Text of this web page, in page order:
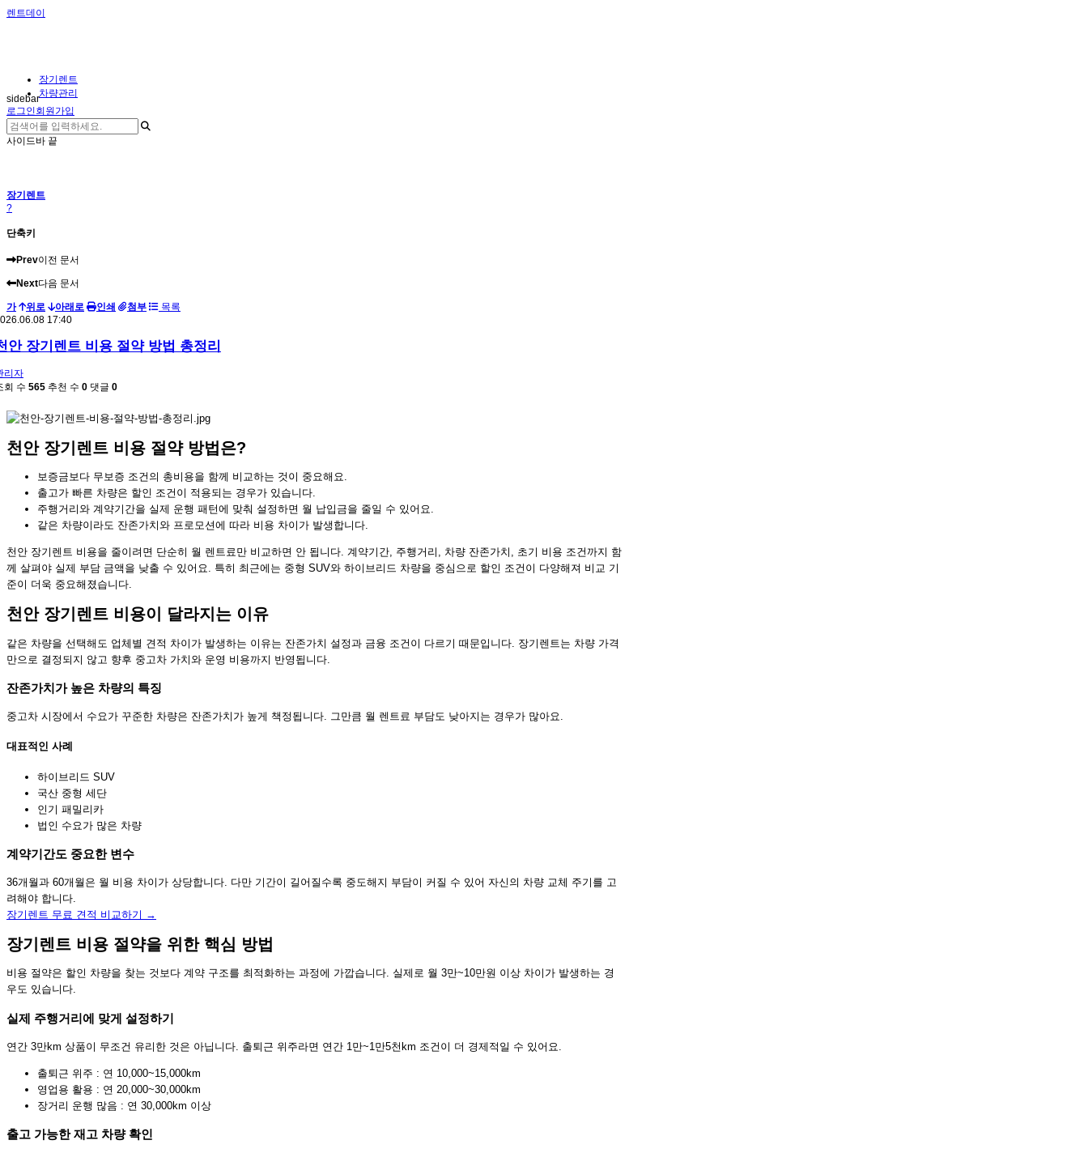
렌트데이
장기렌트
차량관리
sidebar
로그인회원가입
사이드바 끝
장기렌트
?
단축키
Prev이전 문서
Next다음 문서
가 위로 아래로 인쇄 첨부
목록
17:40
안 장기렌트 비용 절약 방법 총정리
리자
회 수 565 추천 수 0 댓글 0
천안 장기렌트 비용 절약 방법은?
보증금보다 무보증 조건의 총비용을 함께 비교하는 것이 중요해요.
출고가 빠른 차량은 할인 조건이 적용되는 경우가 있습니다.
주행거리와 계약기간을 실제 운행 패턴에 맞춰 설정하면 월 납입금을 줄일 수 있어요.
같은 차량이라도 잔존가치와 프로모션에 따라 비용 차이가 발생합니다.
천안 장기렌트 비용을 줄이려면 단순히 월 렌트료만 비교하면 안 됩니다. 계약기간, 주행거리, 차량 잔존가치, 초기 비용 조건까지 함
께 살펴야 실제 부담 금액을 낮출 수 있어요. 특히 최근에는 중형 SUV와 하이브리드 차량을 중심으로 할인 조건이 다양해져 비교 기
준이 더욱 중요해졌습니다.
천안 장기렌트 비용이 달라지는 이유
같은 차량을 선택해도 업체별 견적 차이가 발생하는 이유는 잔존가치 설정과 금융 조건이 다르기 때문입니다. 장기렌트는 차량 가격
만으로 결정되지 않고 향후 중고차 가치와 운영 비용까지 반영됩니다.
잔존가치가 높은 차량의 특징
중고차 시장에서 수요가 꾸준한 차량은 잔존가치가 높게 책정됩니다. 그만큼 월 렌트료 부담도 낮아지는 경우가 많아요.
대표적인 사례
하이브리드 SUV
국산 중형 세단
인기 패밀리카
법인 수요가 많은 차량
계약기간도 중요한 변수
36개월과 60개월은 월 비용 차이가 상당합니다. 다만 기간이 길어질수록 중도해지 부담이 커질 수 있어 자신의 차량 교체 주기를 고
려해야 합니다.
장기렌트 무료 견적 비교하기 →
장기렌트 비용 절약을 위한 핵심 방법
비용 절약은 할인 차량을 찾는 것보다 계약 구조를 최적화하는 과정에 가깝습니다. 실제로 월 3만~10만원 이상 차이가 발생하는 경
우도 있습니다.
실제 주행거리에 맞게 설정하기
연간 3만km 상품이 무조건 유리한 것은 아닙니다. 출퇴근 위주라면 연간 1만~1만5천km 조건이 더 경제적일 수 있어요.
출퇴근 위주 : 연 10,000~15,000km
영업용 활용 : 연 20,000~30,000km
장거리 운행 많음 : 연 30,000km 이상
출고 가능한 재고 차량 확인